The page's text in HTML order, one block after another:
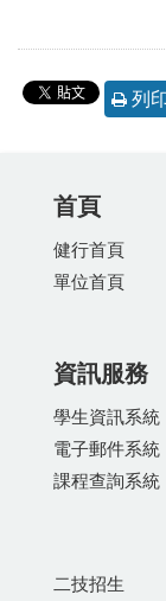
列
首頁
健行首頁
單位首頁
資訊服務
學生資訊系統
電子郵件系統
課程查詢系統
二技招生